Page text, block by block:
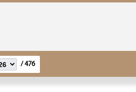
476 /